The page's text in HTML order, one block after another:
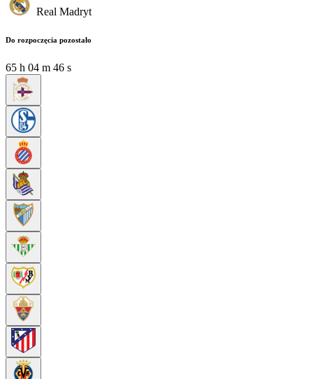
Real Madryt
Do rozpoczęcia pozostało
65 h 04 m 45 s